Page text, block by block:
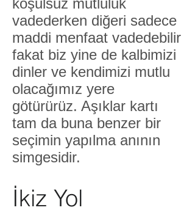
koşulsuz mutluluk
vadederken diğeri sadece
maddi menfaat vadedebilir
fakat biz yine de kalbimizi
dinler ve kendimizi mutlu
olacağımız yere
götürürüz. Aşıklar kartı
tam da buna benzer bir
seçimin yapılma anının
simgesidir.​
İkiz Yol